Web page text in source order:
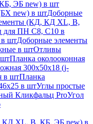
ЭБ new) в шт
new) в штДоборные
(КД, КД XL, В,
для ПН С8, С10 в
в штДоборные элементы
в штОтливы
Планка околооконная
300х50х18 (j-
в штПланка
в штУглы простые
Кликфальц ProУгол
КД XL, В, КБ, ЭБ new) в